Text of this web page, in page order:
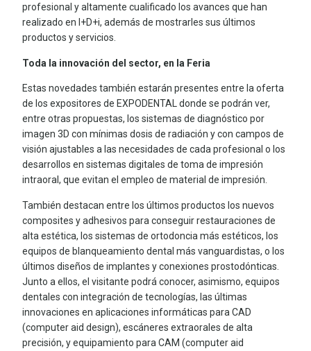
profesional y altamente cualificado los avances que han
realizado en I+D+i, además de mostrarles sus últimos
productos y servicios.
Toda la innovación del sector, en la Feria
Estas novedades también estarán presentes entre la oferta
de los expositores de EXPODENTAL donde se podrán ver,
entre otras propuestas, los sistemas de diagnóstico por
imagen 3D con mínimas dosis de radiación y con campos de
visión ajustables a las necesidades de cada profesional o los
desarrollos en sistemas digitales de toma de impresión
intraoral, que evitan el empleo de material de impresión.
También destacan entre los últimos productos los nuevos
composites y adhesivos para conseguir restauraciones de
alta estética, los sistemas de ortodoncia más estéticos, los
equipos de blanqueamiento dental más vanguardistas, o los
últimos diseños de implantes y conexiones prostodónticas.
Junto a ellos, el visitante podrá conocer, asimismo, equipos
dentales con integración de tecnologías, las últimas
innovaciones en aplicaciones informáticas para CAD
(computer aid design), escáneres extraorales de alta
precisión, y equipamiento para CAM (computer aid